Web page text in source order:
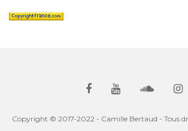
Copyright © 2017-2022 - Camille Bertaud - Tous